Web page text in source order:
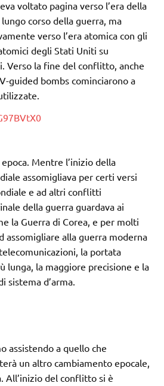
voltato pagina verso l’era della
corso della guerra, ma
verso l’era atomica con gli
degli Stati Uniti su
Verso la fine del conflitto, anche
guided bombs cominciarono a
epoca. Mentre l’inizio della
assomigliava per certi versi
e ad altri conflitti
della guerra guardava ai
la Guerra di Corea, e per molti
assomigliare alla guerra moderna
la portata
lunga, la maggiore precisione e la
sistema d’arma.
assistendo a quello che
un altro cambiamento epocale,
All’inizio del conflitto si è